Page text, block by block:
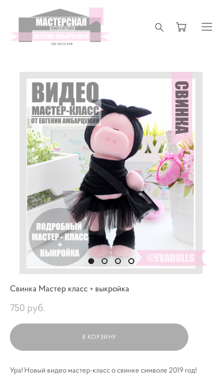
Свинка Мастер класс + выкройка
750 pуб.
В КОРЗИНУ
Ура! Новый видео мастер-класс о свинке символе 2019 год!